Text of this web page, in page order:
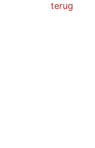
terug